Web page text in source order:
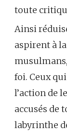
toute
Ainsi
aspirent à
foi. Ceux
l’action de
accusés de
labyrinthe